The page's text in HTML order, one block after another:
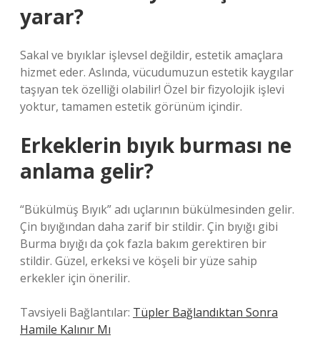
yarar?
Sakal ve bıyıklar işlevsel değildir, estetik amaçlara
hizmet eder. Aslında, vücudumuzun estetik kaygılar
taşıyan tek özelliği olabilir! Özel bir fizyolojik işlevi
yoktur, tamamen estetik görünüm içindir.
Erkeklerin bıyık burması ne
anlama gelir?
“Bükülmüş Bıyık” adı uçlarının bükülmesinden gelir.
Çin bıyığından daha zarif bir stildir. Çin bıyığı gibi
Burma bıyığı da çok fazla bakım gerektiren bir
stildir. Güzel, erkeksi ve köşeli bir yüze sahip
erkekler için önerilir.
Tavsiyeli Bağlantılar: Tüpler Bağlandıktan Sonra
Hamile Kalınır Mı